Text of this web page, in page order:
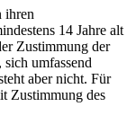
ihren
14 Jahre alt
Zustimmung der
umfassend
aber nicht. Für
Zustimmung des